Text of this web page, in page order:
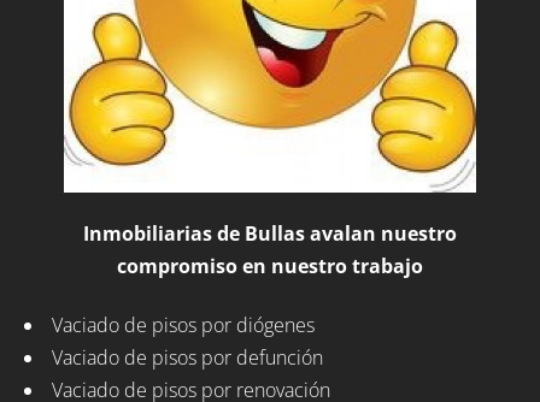
Inmobiliarias de Bullas avalan nuestro
compromiso en nuestro trabajo
Vaciado de pisos por diógenes
Vaciado de pisos por defunción
Vaciado de pisos por renovación